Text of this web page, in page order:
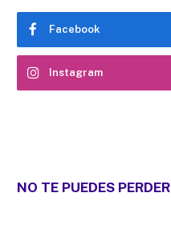
Facebook
Instagram
NO TE PUEDES PERDER